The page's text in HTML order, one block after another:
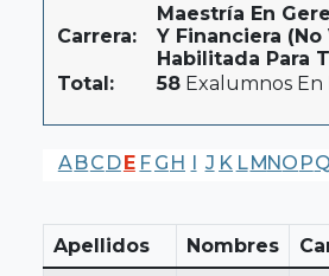
Carrera:
Maestría En
Y Financiera
Habilitada Para
Total:
58 Exalumnos En
A BC DE F G H I J K LMNO PQ
Apellidos Nombres